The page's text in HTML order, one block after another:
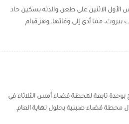
الاثنين على طعن والدته بسكين حاد
مما أدى إلى وفاتها. وهز قيام
تابعة لمحطة فضاء أمس الثلاثاء في
بناء أول محطة فضاء صينية بحلول نهاية العام.
مُدلك مارادونا يروي أيامه الأخيرة: